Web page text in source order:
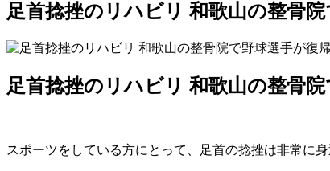
足首捻挫のリハビリ 和歌山の整骨
足首捻挫のリハビリ 和歌山の整骨
スポーツをしている方にとって、足首の捻挫は非常に